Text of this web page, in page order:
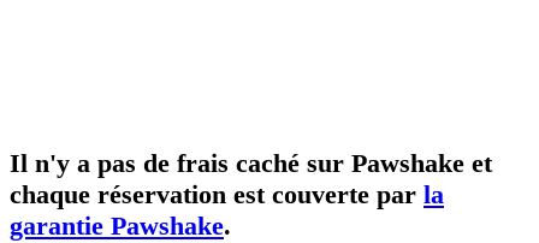
Il n'y a pas de frais caché sur Pawshake et
chaque réservation est couverte par la
garantie Pawshake.